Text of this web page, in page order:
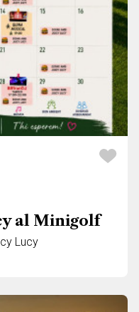
al Minigolf
Lucy